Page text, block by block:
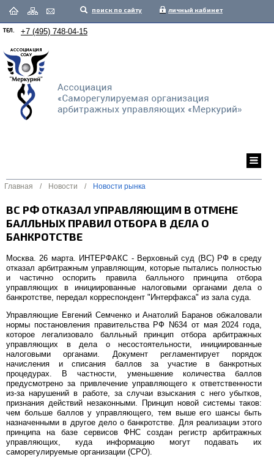
поиск по сайту личный кабинет
ТЕЛ. +7 (495) 748-04-15
Главная / Новости / Новости рынка
ВС РФ ОТКАЗАЛ УПРАВЛЯЮЩИМ В ОТМЕНЕ
БАЛЛЬНЫХ ПРАВИЛ ОТБОРА В ДЕЛА О
БАНКРОТСТВЕ
Москва. 26 марта. ИНТЕРФАКС - Верховный суд (ВС) РФ в среду
отказал арбитражным управляющим, которые пытались полностью
и частично оспорить правила балльного принципа отбора
управляющих в инициированные налоговыми органами дела о
банкротстве, передал корреспондент "Интерфакса" из зала суда.
Управляющие Евгений Семченко и Анатолий Баранов обжаловали
нормы постановления правительства РФ N634 от мая 2024 года,
которое легализовало балльный принцип отбора арбитражных
управляющих в дела о несостоятельности, инициированные
налоговыми органами. Документ регламентирует порядок
начисления и списания баллов за участие в банкротных
процедурах. В частности, уменьшение количества баллов
предусмотрено за привлечение управляющего к ответственности
из-за нарушений в работе, за случаи взыскания с него убытков,
признания действий незаконными. Принцип новой системы таков:
чем больше баллов у управляющего, тем выше его шансы быть
назначенными в другое дело о банкротстве. Для реализации этого
принципа на базе сервисов ФНС создан регистр арбитражных
управляющих, куда информацию могут подавать их
саморегулируемые организации (СРО).